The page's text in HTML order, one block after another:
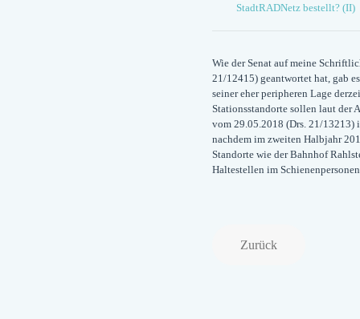
StadtRADNetz bestellt? (II)
Wie der Senat auf meine
21/12415) geantwortet hat, gab
seiner eher peripheren Lage
Stationsstandorte sollen laut der
vom 29.05.2018 (Drs. 21/13213)
nachdem im zweiten Halbjahr
Standorte wie der Bahnhof
Haltestellen im
Zurück